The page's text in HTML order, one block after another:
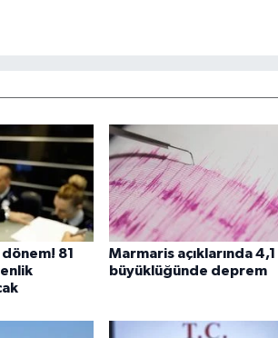
81
Marmaris açıklarında 4,1
büyüklüğünde deprem